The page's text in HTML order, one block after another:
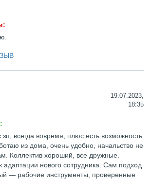
19.07.2023,
18:35
всегда вовремя, плюс есть возможность
из дома, очень удобно, начальство не
Коллектив хороший, все дружные.
адаптации нового сотрудника. Сам подход
— рабочие инструменты, проверенные